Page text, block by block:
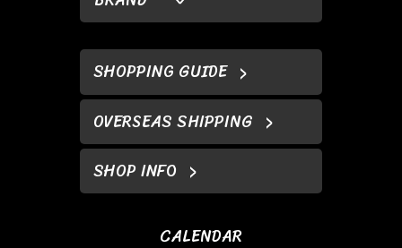
SHOPPING GUIDE
OVERSEAS SHIPPING
SHOP INFO
CALENDAR